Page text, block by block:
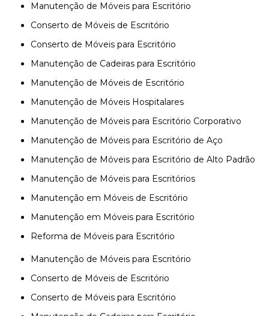
Manutenção de Móveis para Escritório
Conserto de Móveis de Escritório
Conserto de Móveis para Escritório
Manutenção de Cadeiras para Escritório
Manutenção de Móveis de Escritório
Manutenção de Móveis Hospitalares
Manutenção de Móveis para Escritório Corporativo
Manutenção de Móveis para Escritório de Aço
Manutenção de Móveis para Escritório de Alto Padrão
Manutenção de Móveis para Escritórios
Manutenção em Móveis de Escritório
Manutenção em Móveis para Escritório
Reforma de Móveis para Escritório
Manutenção de Móveis para Escritório
Conserto de Móveis de Escritório
Conserto de Móveis para Escritório